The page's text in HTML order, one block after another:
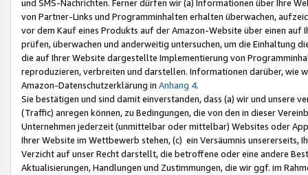
und SMS-Nachrichten. Ferner dürfen wir (a) Informationen über Ihre
von Partner-Links und Programminhalten erhalten überwachen,
vor dem Kauf eines Produkts auf der Amazon-Website über einen
prüfen, überwachen und anderweitig untersuchen, um die Einhaltung
die auf Ihrer Website dargestellte Implementierung von
reproduzieren, verbreiten und darstellen. Informationen darüber, wie
Amazon-Datenschutzerklärung in Anhang 4.
Sie bestätigen und sind damit einverstanden, dass (a) wir und
(Traffic) anregen können, zu Bedingungen, die von den in dieser
Unternehmen jederzeit (unmittelbar oder mittelbar) Websites oder
Ihrer Website im Wettbewerb stehen, (c) ein Versäumnis unsererseits,
Verzicht auf unser Recht darstellt, die betroffene oder eine andere
Aktualisierungen, Handlungen und Zustimmungen, die wir ggf. im